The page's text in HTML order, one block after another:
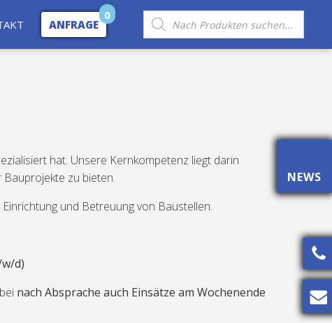
ANFRAGE
0
Products
search
hat. Unsere Kernkompetenz liegt darin
zu bieten.
und Betreuung von Baustellen.
d)
nach Absprache auch Einsätze am Wochenende
NEWS